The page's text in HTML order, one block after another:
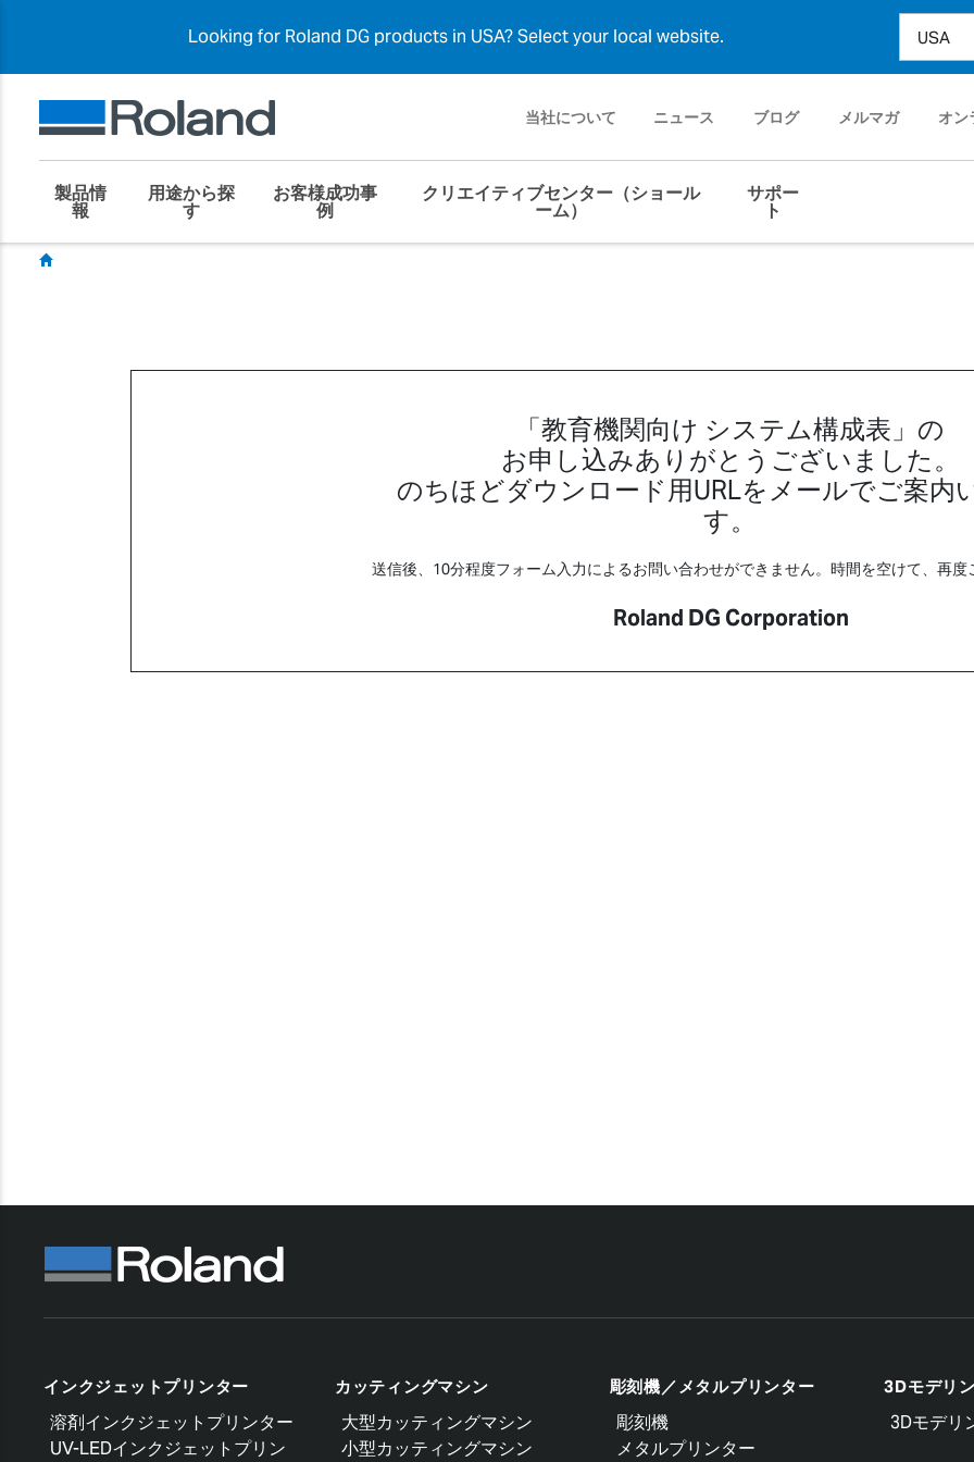
Looking for Roland DG products in USA? Select your local website.
当社について ニュース ブログ メルマガ オン
製品情
報
用途から探
す
お客様成功事
例
クリエイティブセンター（ショール
ーム）
サポー
ト
「教育機関向け システム構成表」の
お申し込みありがとうございました。
のちほどダウンロード用URLをメールでご案内
す。
送信後、10分程度フォーム入力によるお問い合わせができません。時間を空けて、再度
Roland DG Corporation
インクジェットプリンター
溶剤インクジェットプリンター
UV-LEDインクジェットプリン
カッティングマシン
大型カッティングマシン
小型カッティングマシン
彫刻機／メタルプリンター
彫刻機
メタルプリンター
3Dモデリ
3Dモデリ